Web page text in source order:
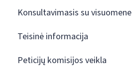
Konsultavimasis su visuomene
Teisinė informacija
Peticijų komisijos veikla